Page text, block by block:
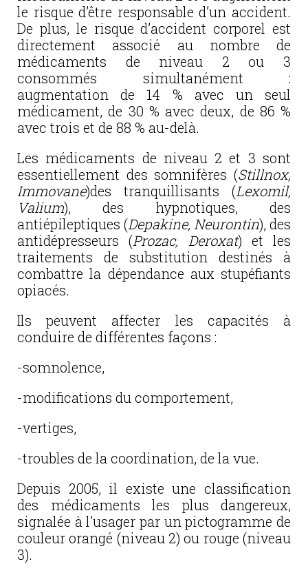
le risque d’être responsable d’un accident.
De plus, le risque d’accident corporel est
directement associé au nombre de
médicaments de niveau 2 ou 3
consommés simultanément :
augmentation de 14 % avec un seul
médicament, de 30 % avec deux, de 86 %
avec trois et de 88 % au-delà.
Les médicaments de niveau 2 et 3 sont
essentiellement des somnifères (Stillnox,
Immovane)des tranquillisants (Lexomil,
Valium), des hypnotiques, des
antiépileptiques (Depakine, Neurontin), des
antidépresseurs (Prozac, Deroxat) et les
traitements de substitution destinés à
combattre la dépendance aux stupéfiants
opiacés.
Ils peuvent affecter les capacités à
conduire de différentes façons :
-somnolence,
-modifications du comportement,
-vertiges,
-troubles de la coordination, de la vue.
Depuis 2005, il existe une classification
des médicaments les plus dangereux,
signalée à l’usager par un pictogramme de
couleur orangé (niveau 2) ou rouge (niveau
3).